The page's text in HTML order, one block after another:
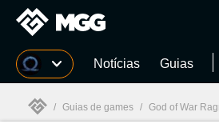
Millenium Notícias Guias
/ Guias de games / God of War